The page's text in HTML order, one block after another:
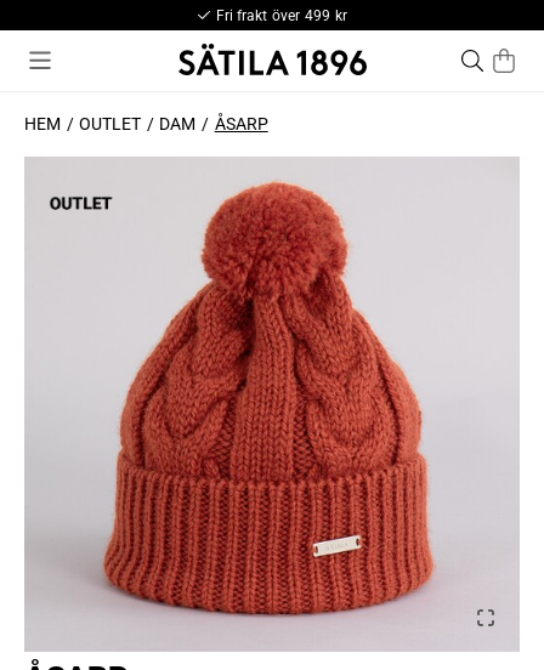
Fri frakt över 499 kr
HEM OUTLET DAM ÅSARP